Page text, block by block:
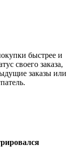
быстрее и
своего заказа,
заказы или